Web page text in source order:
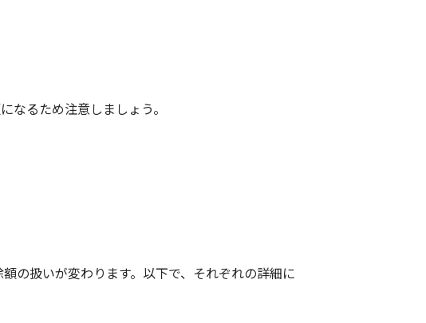
なるため注意しましょう。
の扱いが変わります。以下で、それぞれの詳細に